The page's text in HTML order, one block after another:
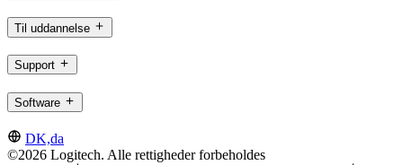
Til uddannelse
Support
Software
DK,da
©2026 Logitech. Alle rettigheder forbeholdes